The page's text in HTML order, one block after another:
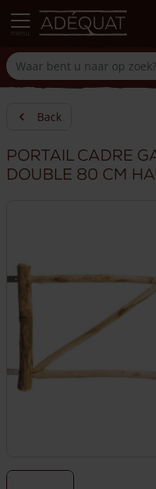
Back
Portail cadre
double 80 cm